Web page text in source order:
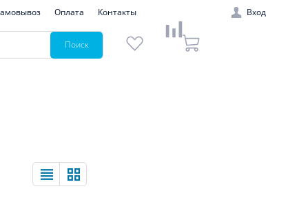
Оплата Контакты Вход
Поиск